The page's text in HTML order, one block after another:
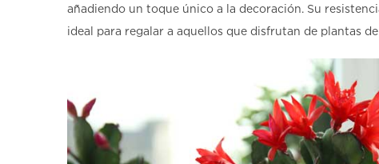
añadiendo un toque único a la decoración. Su
ideal para regalar a aquellos que disfrutan de plantas